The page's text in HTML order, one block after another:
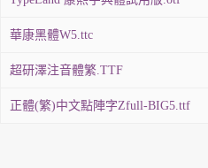
華康黑體W5.ttc
超研澤注音體繁.TTF
正體(繁)中文點陣字Zfull-BIG5.ttf